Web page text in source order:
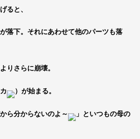
ると、
落下。それにあわせて他のパーツも落
りさらに崩壊。
）が始まる。
ら分からないのよ～
」といつもの母の